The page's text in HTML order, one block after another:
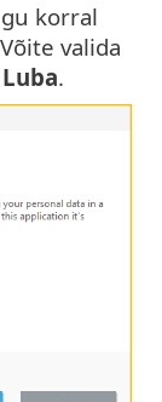
korral
valida
Luba.